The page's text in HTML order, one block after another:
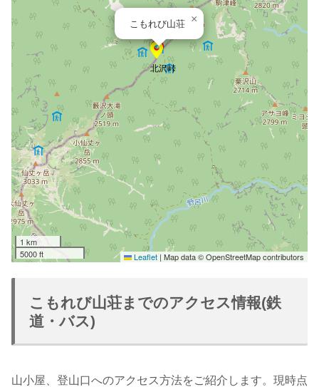
北沢峠
こもれび山荘 ×
1 km
5000 ft
Leaflet | Map data © OpenStreetMap contributors
こもれび山荘までのアクセス情報(鉄
道・バス)
山小屋、登山口へのアクセス方法をご紹介します。現時点